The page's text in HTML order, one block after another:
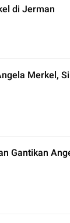
di Jerman
Merkel,
Gantikan